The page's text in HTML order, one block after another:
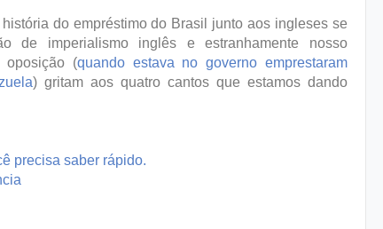
do empréstimo do Brasil junto aos ingleses se
de imperialismo inglês e estranhamente nosso
oposição (quando estava no governo emprestaram
) gritam aos quatro cantos que estamos dando
precisa saber rápido.